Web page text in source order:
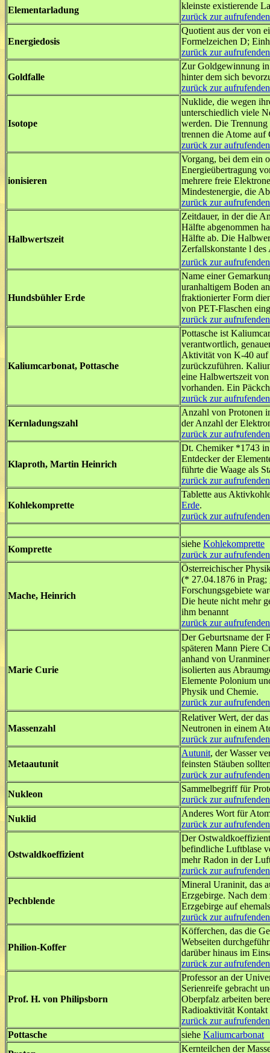
Elementarladung
kleinste existierende
zurück zur
Energiedosis
Quotient aus der von
Formelzeichen D;
zurück zur
Goldfalle
Zur Goldgewinnung
hinter dem sich
zurück zur
Isotope
Nuklide, die wegen
unterschiedlich viele
werden. Die Trennung
trennen die Atome
zurück zur
ionisieren
Vorgang, bei dem ein
Energieübertragung
mehrere freie
Mindestenergie, die
zurück zur
Halbwertszeit
Zeitdauer, in der die
Hälfte abgenommen
Hälfte ab. Die
Zerfallskonstante l des
zurück zur
Hundsbühler Erde
Name einer
uranhaltigem Boden
fraktionierter Form
von PET-Flaschen
zurück zur
Kaliumcarbonat, Pottasche
Pottasche ist
verantwortlich,
Aktivität von K-40 auf
zurückzuführen.
eine Halbwertszeit
vorhanden. Ein
zurück zur
Kernladungszahl
Anzahl von Protonen
der Anzahl der
zurück zur
Klaproth, Martin Heinrich
Dt. Chemiker *1743
Entdecker der
führte die Waage als
zurück zur
Kohlekomprette
Tablette aus
Erde.
zurück zur
Komprette
siehe Kohlekomprette
zurück zur
Mache, Heinrich
Österreichischer
(* 27.04.1876 in Prag;
Forschungsgebiete
Die heute nicht mehr
ihm benannt
zurück zur
Marie Curie
Der Geburtsname der
späteren Mann Piere
anhand von
isolierten aus
Elemente Polonium
Physik und Chemie.
zurück zur
Massenzahl
Relativer Wert, der
Neutronen in einem
zurück zur
Metaautunit
Autunit, der Wasser
feinsten Stäuben
zurück zur
Nukleon
Sammelbegriff für
zurück zur
Nuklid
Anderes Wort für
zurück zur
Ostwaldkoeffizient
Der
befindliche Luftblase
mehr Radon in der
zurück zur
Pechblende
Mineral Uraninit, das
Erzgebirge. Nach dem
Erzgebirge auf
zurück zur
Philion-Koffer
Köfferchen, das die
Webseiten
darüber hinaus im
zurück zur
Prof. H. von Philipsborn
Professor an der
Serienreife gebracht
Oberpfalz arbeiten
Radioaktivität
zurück zur
Pottasche
siehe Kaliumcarbonat
Kernteilchen der